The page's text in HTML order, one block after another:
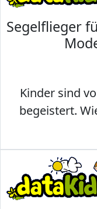
Segelflieger
Kinder sind
begeistert.